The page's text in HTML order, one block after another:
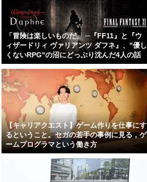
「冒険は楽しいものだ」 ─『FF11』と『ウ
ィザードリィ ヴァリアンツ ダフネ』、"優し
くないRPG"の沼にどっぷり沈んだ4人の話
【キャリアクエスト】ゲーム作りを仕事にす
るということ。セガの若手の事例に見る，ゲ
ームプログラマという働き方